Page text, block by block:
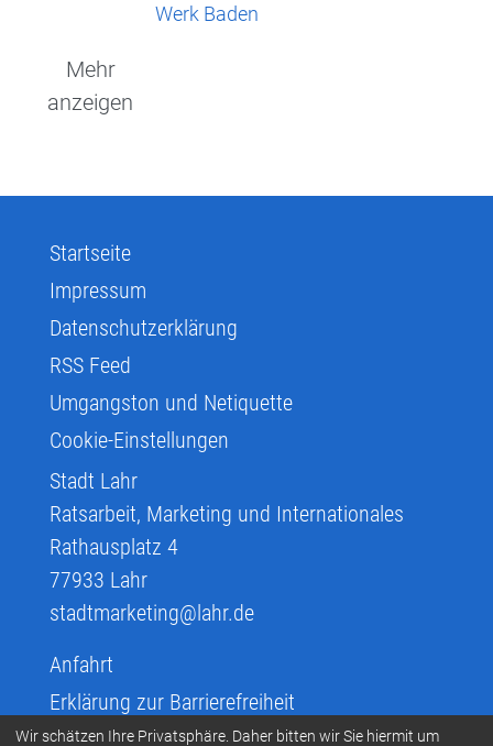
Werk Baden
Mehr
anzeigen
Startseite
Impressum
Datenschutzerklärung
RSS Feed
Umgangston und Netiquette
Cookie-Einstellungen
Stadt Lahr
Ratsarbeit, Marketing und Internationales
Rathausplatz 4
77933 Lahr
stadtmarketing@lahr.de
Anfahrt
Erklärung zur Barrierefreiheit
Infos zur Barrierefreiheit
Wir schätzen Ihre Privatsphäre. Daher bitten wir Sie hiermit um